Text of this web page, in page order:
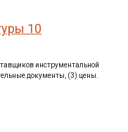
10
инструментальной
документы, (3) цены.